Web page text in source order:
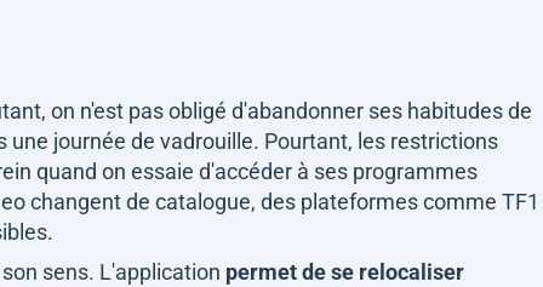
on n'est pas obligé d'abandonner ses habitudes de
journée de vadrouille. Pourtant, les restrictions
quand on essaie d'accéder à ses programmes
changent de catalogue, des plateformes comme TF1
sens. L'application permet de se relocaliser